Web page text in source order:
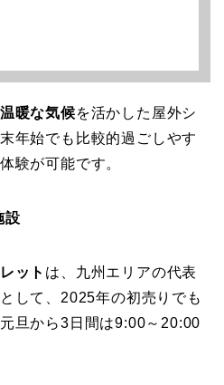
温暖な気候を活かした屋外シ
年始でも比較的過ごしやす
験が可能です。
設
ット は、九州エリアの代表
して、2025年の初売りでも
旦から3日間は9:00～20:00